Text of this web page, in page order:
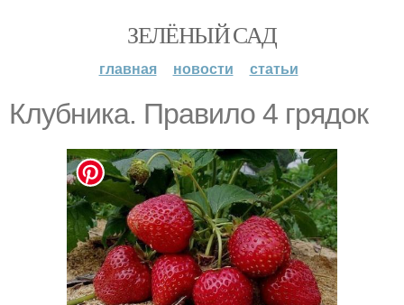
ЗЕЛЁНЫЙ САД
главная новости статьи
Клубника. Правило 4 грядок